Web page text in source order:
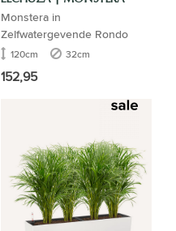
Monstera in
Zelfwatergevende Rondo
120cm 32cm
152,95